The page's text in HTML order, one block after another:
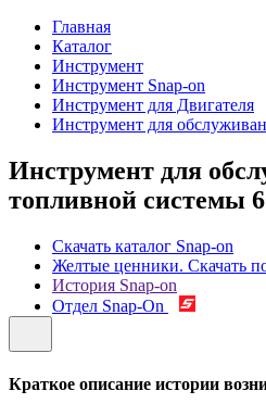
Главная
Каталог
Инструмент
Инструмент Snap-on
Инструмент для Двигателя
Инструмент для
Инструмент для
топливной системы
Скачать каталог Snap-on
Желтые ценники. Скачать
История Snap-on
Отдел Snap-On
Краткое описание истории